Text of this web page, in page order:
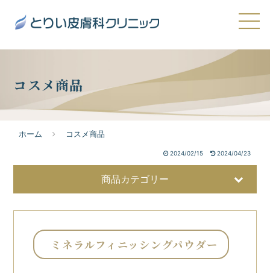
コスメ商品
ホーム コスメ商品
2024/02/15 2024/04/23
商品カテゴリー
美容液32
洗顔・クレンジング
ミネラルフィニッシングパウダー